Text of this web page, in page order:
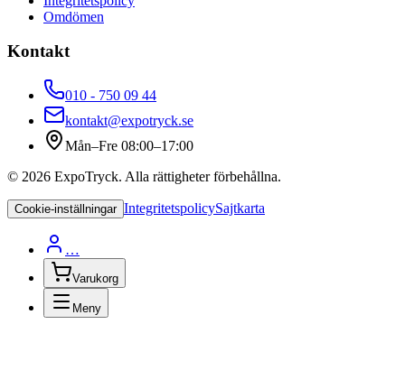
Omdömen
Kontakt
010 - 750 09 44
kontakt@expotryck.se
Mån–Fre 08:00–17:00
© 2026 ExpoTryck. Alla rättigheter förbehållna.
Cookie-inställningar IntegritetspolicySajtkarta
…
Varukorg
Meny